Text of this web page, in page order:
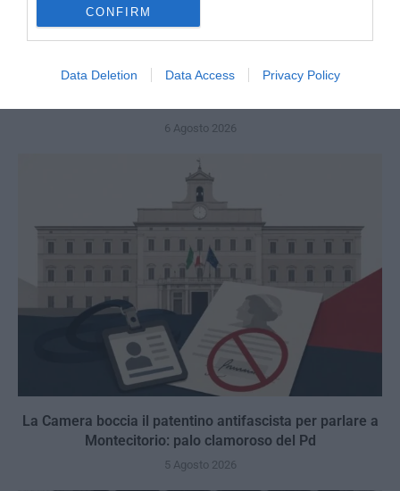
CONFIRM
Data Deletion Data Access Privacy Policy
Remigrazione, il Copasir riconosce all’antifascismo il
6 Agosto 2026
La Camera boccia il patentino antifascista per parlare a
Montecitorio: palo clamoroso del Pd
5 Agosto 2026